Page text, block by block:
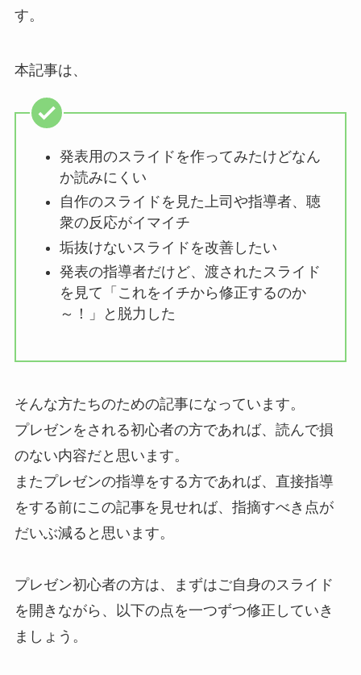
す。
本記事は、
発表用のスライドを作ってみたけどなん
か読みにくい
自作のスライドを見た上司や指導者、聴
衆の反応がイマイチ
垢抜けないスライドを改善したい
発表の指導者だけど、渡されたスライド
を見て「これをイチから修正するのか
～！」と脱力した
そんな方たちのための記事になっています。
プレゼンをされる初心者の方であれば、読んで損
のない内容だと思います。
またプレゼンの指導をする方であれば、直接指導
をする前にこの記事を見せれば、指摘すべき点が
だいぶ減ると思います。
プレゼン初心者の方は、まずはご自身のスライド
を開きながら、以下の点を一つずつ修正していき
ましょう。